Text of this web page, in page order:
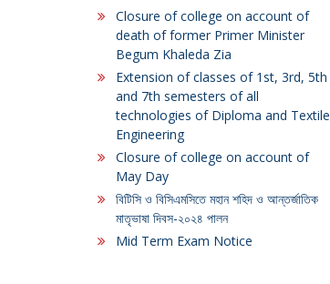
Closure of college on account of
death of former Primer Minister
Begum Khaleda Zia
Extension of classes of 1st, 3rd, 5th
and 7th semesters of all
technologies of Diploma and Textile
Engineering
Closure of college on account of
May Day
বিটিসি ও বিসিএমসিতে মহান শহিদ ও আন্তর্জাতিক
মাতৃভাষা দিবস-২০২৪ পালন
Mid Term Exam Notice